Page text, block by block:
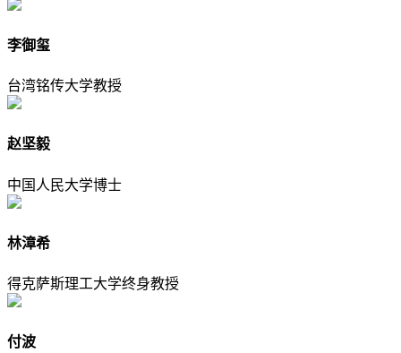
李御玺
台湾铭传大学教授
赵坚毅
中国人民大学博士
林漳希
得克萨斯理工大学终身教授
付波